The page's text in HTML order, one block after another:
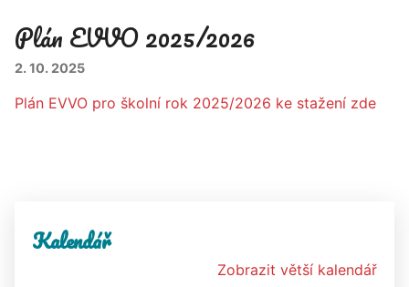
Plán EVVO 2025/2026
2. 10. 2025
Plán EVVO pro školní rok 2025/2026 ke stažení zde
Kalendář
Zobrazit větší kalendář